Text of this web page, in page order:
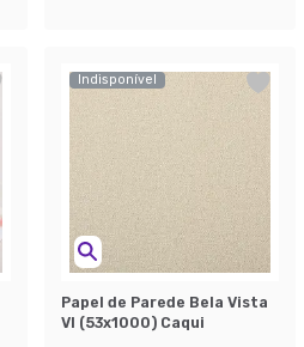
Indisponível
Papel de Parede Bela Vista
Vl (53x1000) Caqui